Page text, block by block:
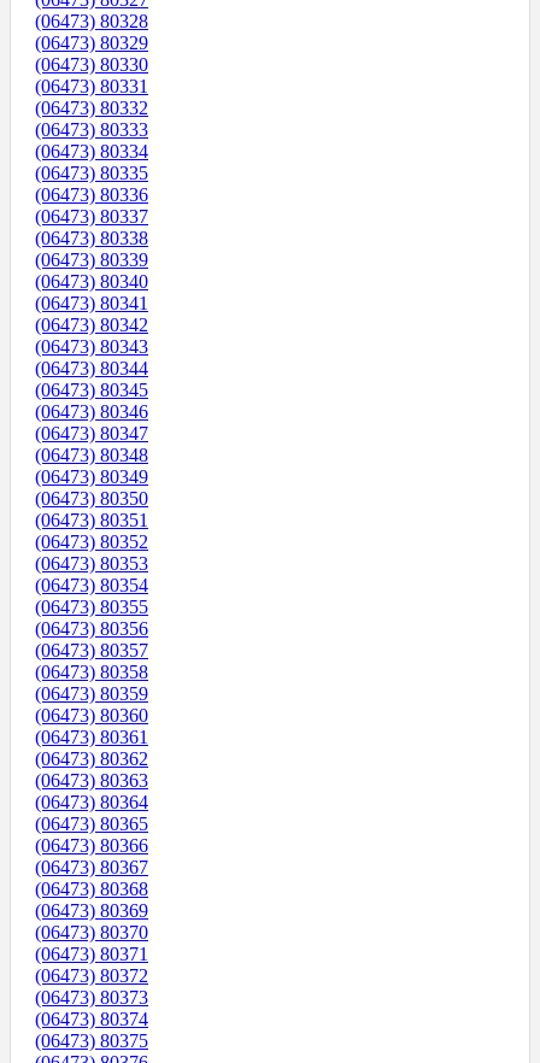
(06473) 80328
(06473) 80329
(06473) 80330
(06473) 80331
(06473) 80332
(06473) 80333
(06473) 80334
(06473) 80335
(06473) 80336
(06473) 80337
(06473) 80338
(06473) 80339
(06473) 80340
(06473) 80341
(06473) 80342
(06473) 80343
(06473) 80344
(06473) 80345
(06473) 80346
(06473) 80347
(06473) 80348
(06473) 80349
(06473) 80350
(06473) 80351
(06473) 80352
(06473) 80353
(06473) 80354
(06473) 80355
(06473) 80356
(06473) 80357
(06473) 80358
(06473) 80359
(06473) 80360
(06473) 80361
(06473) 80362
(06473) 80363
(06473) 80364
(06473) 80365
(06473) 80366
(06473) 80367
(06473) 80368
(06473) 80369
(06473) 80370
(06473) 80371
(06473) 80372
(06473) 80373
(06473) 80374
(06473) 80375